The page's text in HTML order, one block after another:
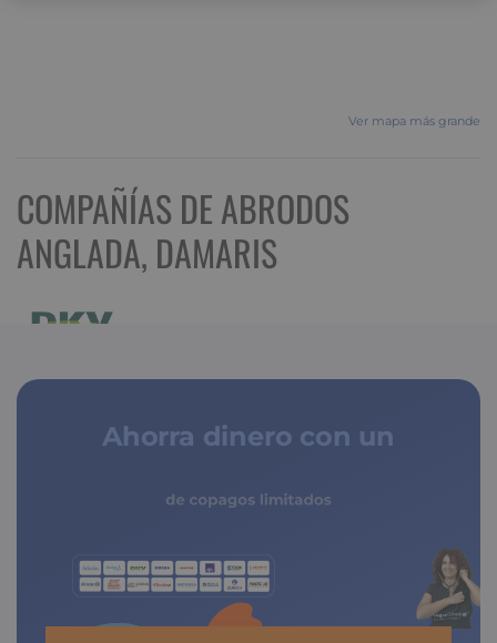
Ver mapa más grande
COMPAÑÍAS DE ABRODOS
ANGLADA, DAMARIS
Ahorra dinero con un
de copagos limitados